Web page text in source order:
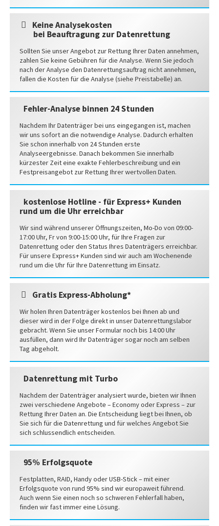
Keine Analysekosten
bei Beauftragung zur Datenrettung
Sollten Sie unser Angebot zur Rettung Ihrer Daten annehmen,
zahlen Sie keine Gebühren für die Analyse. Wenn Sie jedoch
nach der Analyse den Datenrettungsauftrag nicht annehmen,
fallen die Kosten für die Analyse (siehe Preistabelle) an.
Fehler-Analyse binnen 24 Stunden
Nachdem Ihr Datenträger bei uns eingegangen ist, machen
wir uns sofort an die notwendige Analyse. Dadurch erhalten
Sie schon innerhalb von 24 Stunden erste
Analyseergebnisse. Danach bekommen Sie innerhalb
kürzester Zeit eine exakte Fehlerbeschreibung und ein
Festpreisangebot zur Rettung Ihrer wertvollen Daten.
kostenlose Hotline - für Express+ Kunden
rund um die Uhr erreichbar
Wir sind während unserer Öffnungszeiten, Mo-Do von 09:00-
17:00 Uhr, Fr von 9:00-15:00 Uhr, für Ihre Fragen zur
Datenrettung oder den Status Ihres Datenträgers erreichbar.
Für unsere Express+ Kunden sind wir auch am Wochenende
rund um die Uhr für Ihre Datenrettung im Einsatz.
Gratis Express-Abholung*
Wir holen Ihren Datenträger kostenlos bei Ihnen ab und
dieser wird in der Folge direkt in unser Datenrettungslabor
gebracht. Wenn Sie unser Formular noch bis 14:00 Uhr
ausfüllen, dann wird Ihr Datenträger sogar noch am selben
Tag abgeholt.
Datenrettung mit Turbo
Nachdem der Datenträger analysiert wurde, bieten wir Ihnen
zwei verschiedene Angebote – Economy oder Express – zur
Rettung Ihrer Daten an. Die Entscheidung liegt bei Ihnen, ob
Sie sich für die Datenrettung und für welches Angebot Sie
sich schlussendlich entscheiden.
95% Erfolgsquote
Festplatten, RAID, Handy oder USB-Stick – mit einer
Erfolgsquote von rund 95% sind wir europaweit führend.
Auch wenn Sie einen noch so schweren Fehlerfall haben,
finden wir fast immer eine Lösung.